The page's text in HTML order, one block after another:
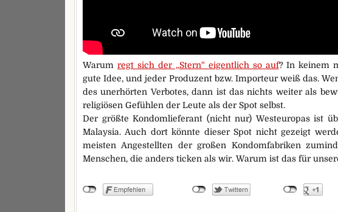
Warum regt sich der „Stern“ eigentlich so auf? In keinem
gute Idee, und jeder Produzent bzw. Importeur weiß das.
des unerhörten Verbotes, dann ist das nichts weiter als
religiösen Gefühlen der Leute als der Spot selbst.
Der größte Kondomlieferant (nicht nur) Westeuropas ist
Malaysia. Auch dort könnte dieser Spot nicht gezeigt
meisten Angestellten der großen Kondomfabriken
Menschen, die anders ticken als wir. Warum ist das für